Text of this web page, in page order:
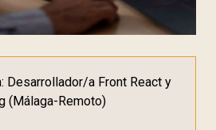
Desarrollador/a Front React y
(Málaga-Remoto)